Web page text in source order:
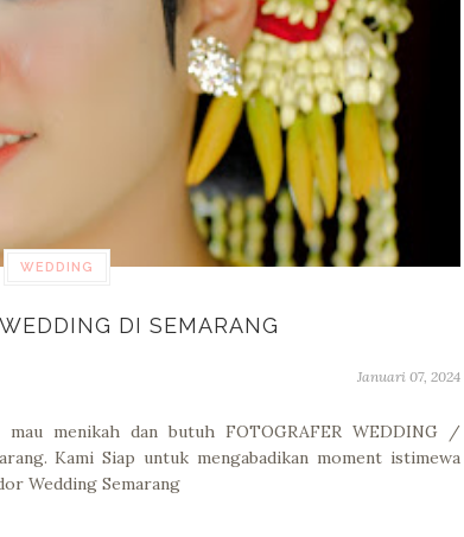
WEDDING
DI SEMARANG
Januari 07, 2024
menikah dan butuh FOTOGRAFER WEDDING /
Kami Siap untuk mengabadikan moment istimewa
Wedding Semarang